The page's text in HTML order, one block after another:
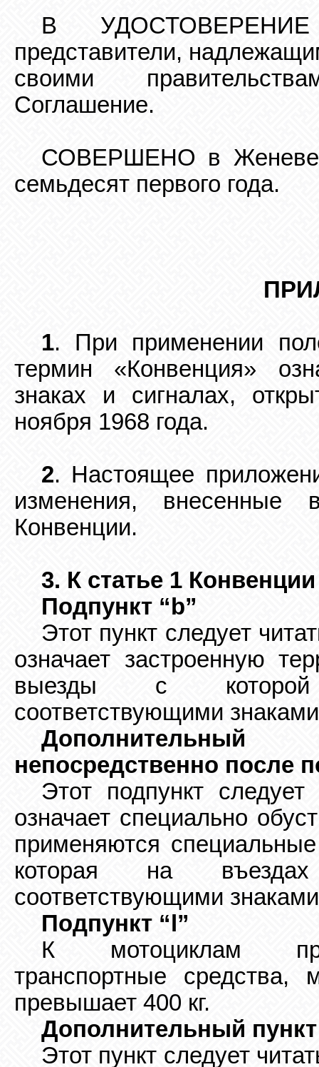
В УДОСТОВЕРЕНИЕ
представители,
своими
Соглашение.
СОВЕРШЕНО в Женеве
семьдесят первого года.
1. При применении
термин «Конвенция»
знаках и сигналах,
ноября 1968 года.
2. Настоящее
изменения, внесенные
Конвенции.
3. К статье 1 Конвенции
Подпункт “b”
Этот пункт следует
означает застроенную
выезды с которой
соответствующими
Дополнительный
непосредственно после
Этот подпункт следует
означает специально
применяются
которая на
соответствующими
Подпункт “ ”
К мотоциклам
транспортные средства,
превышает 400 кг.
Дополнительный
Этот пункт следует